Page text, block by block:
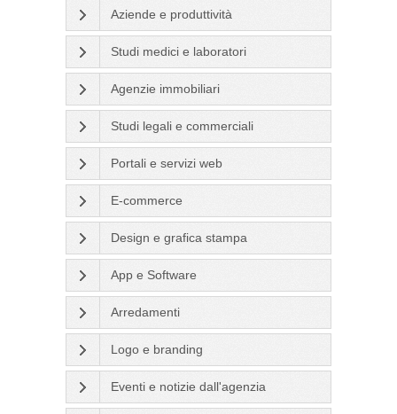
Aziende e produttività
Studi medici e laboratori
Agenzie immobiliari
Studi legali e commerciali
Portali e servizi web
E-commerce
Design e grafica stampa
App e Software
Arredamenti
Logo e branding
Eventi e notizie dall'agenzia